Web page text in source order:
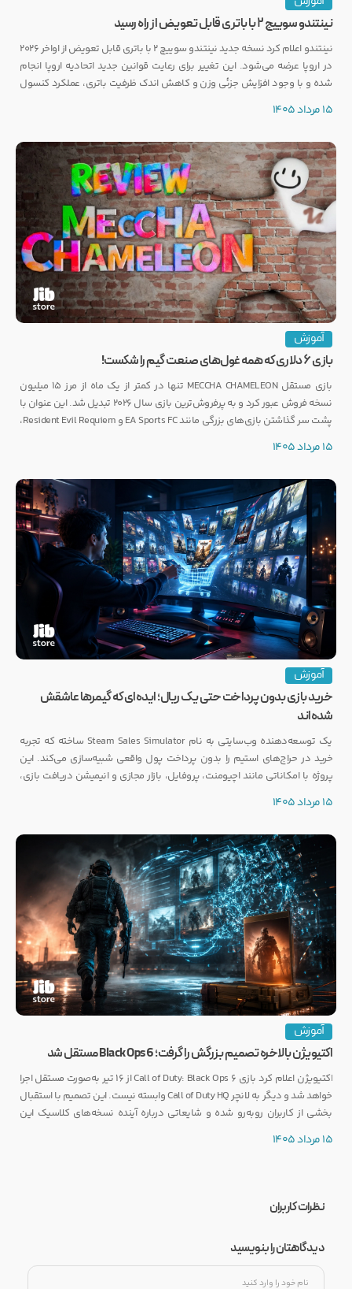
نینتندو سوییچ ۲ با باتری قابل تعویض از راه رسید
نینتندو اعلام کرد نسخه جدید نینتندو سوییچ ۲ با باتری قابل تعویض از اواخر ۲۰۲۶
در اروپا عرضه می‌شود. این تغییر برای رعایت قوانین جدید اتحادیه اروپا انجام
شده و با وجود افزایش جزئی وزن و کاهش اندک ظرفیت باتری، عملکرد کنسول
15 مرداد 1405
آموزش
بازی ۶ دلاری که همه غول‌های صنعت گیم را شکست!
بازی مستقل MECCHA CHAMELEON تنها در کمتر از یک ماه از مرز ۱۵ میلیون
نسخه فروش عبور کرد و به پرفروش‌ترین بازی سال ۲۰۲۶ تبدیل شد. این عنوان با
پشت سر گذاشتن بازی‌های بزرگی مانند EA Sports FC و Resident Evil Requiem،
15 مرداد 1405
آموزش
خرید بازی بدون پرداخت حتی یک ریال؛ ایده‌ای که گیمرها عاشقش
شده‌اند
یک توسعه‌دهنده وب‌سایتی به نام Steam Sales Simulator ساخته که تجربه
خرید در حراج‌های استیم را بدون پرداخت پول واقعی شبیه‌سازی می‌کند. این
پروژه با امکاناتی مانند اچیومنت، پروفایل، بازار مجازی و انیمیشن دریافت بازی،
15 مرداد 1405
آموزش
اکتیویژن بالاخره تصمیم بزرگش را گرفت؛ Black Ops 6 مستقل شد
اکتیویژن اعلام کرد بازی Call of Duty: Black Ops 6 از ۱۶ تیر به‌صورت مستقل اجرا
خواهد شد و دیگر به لانچر Call of Duty HQ وابسته نیست. این تصمیم با استقبال
بخشی از کاربران روبه‌رو شده و شایعاتی درباره آینده نسخه‌های کلاسیک این
15 مرداد 1405
نظرات کاربران
دیدگاهتان را بنویسید